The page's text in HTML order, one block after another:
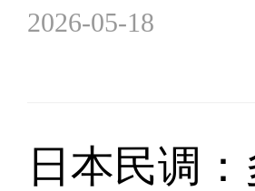
2026-05-18
日本民调